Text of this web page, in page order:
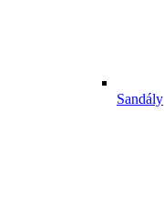
Sandály